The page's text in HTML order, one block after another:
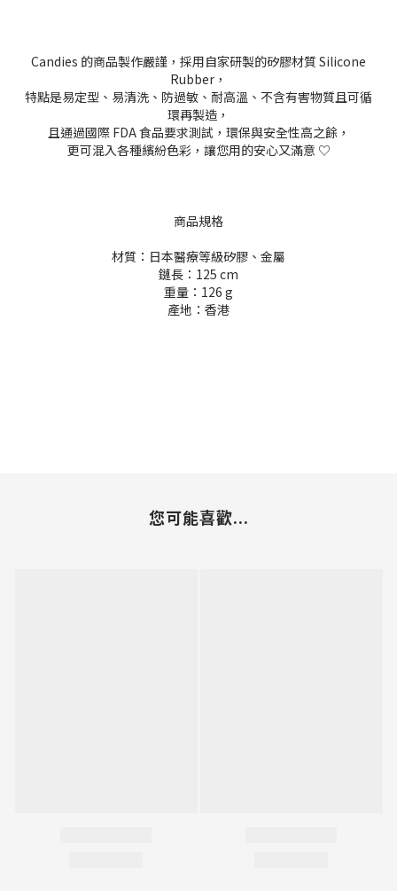
Candies 的商品製作嚴謹，採用自家研製的矽膠材質 Silicone
Rubber，
特點是易定型、易清洗、防過敏、耐高溫、不含有害物質且可循
環再製造，
且通過國際 FDA 食品要求測試，環保與安全性高之餘，
更可混入各種繽紛色彩，讓您用的安心又滿意 ♡
商品規格
材質：日本醫療等級矽膠、金屬
鏈長：125 cm
重量：126 g
產地：香港
您可能喜歡...